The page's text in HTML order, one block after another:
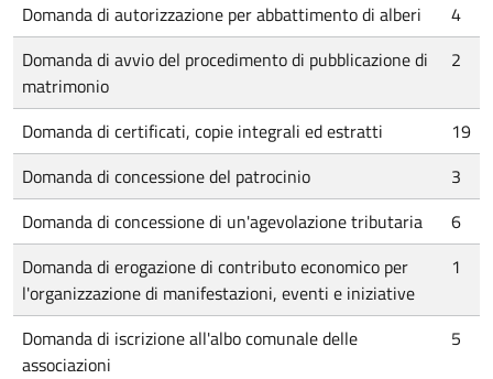
Domanda di autorizzazione per abbattimento di alberi
4
Domanda di avvio del procedimento di pubblicazione di
matrimonio
2
Domanda di certificati, copie integrali ed estratti
19
Domanda di concessione del patrocinio
3
Domanda di concessione di un'agevolazione tributaria
6
Domanda di erogazione di contributo economico per
l'organizzazione di manifestazioni, eventi e iniziative
1
Domanda di iscrizione all'albo comunale delle
associazioni
5